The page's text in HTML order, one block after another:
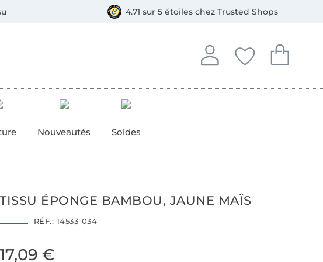
4.71 sur 5 étoiles chez Trusted Shops
Se connecter
Se connecter à votre
Mes favoris
Vous avez
Mon
Vous avez
Nouveautés Soldes
TISSU ÉPONGE BAMBOU, JAUNE MAÏS
RÉF.: 14533-034
17,09 €
Virement, Bancontact